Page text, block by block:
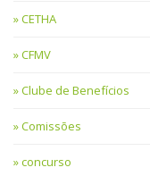
CETHA
CFMV
Clube de Benefícios
Comissões
concurso